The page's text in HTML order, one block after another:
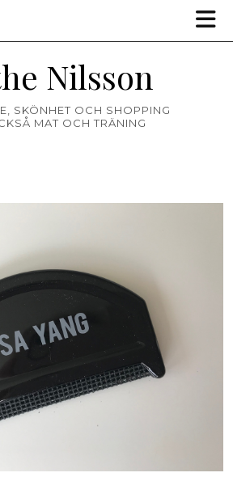
Nilsson
SKÖNHET OCH SHOPPING
MAT OCH TRÄNING